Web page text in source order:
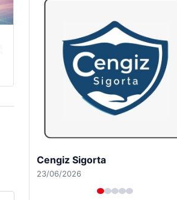
Hastaş Beton
26/05/2026